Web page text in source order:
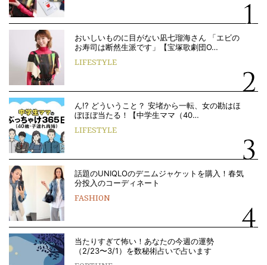
おいしいものに目がない凪七瑠海さん 「エビの
お寿司は断然生派です」【宝塚歌劇団O…
LIFESTYLE
ん!? どういうこと？ 安堵から一転、女の勘はほ
ぼほぼ当たる！【中学生ママ（40…
LIFESTYLE
話題のUNIQLOのデニムジャケットを購入！春気
分投入のコーディネート
FASHION
当たりすぎて怖い！あなたの今週の運勢
（2/23〜3/1）を数秘術占いで占います